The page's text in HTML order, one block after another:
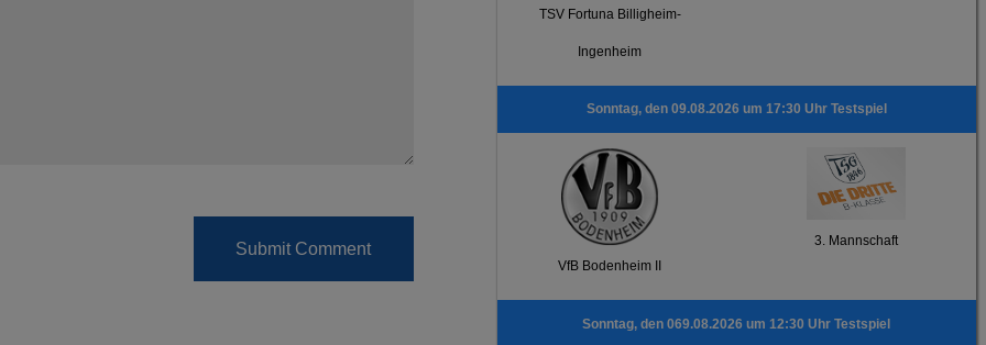
TSV Fortuna Billigheim-
Ingenheim
Sonntag, den 09.08.2026 um 17:30 Uhr Testspiel
VfB Bodenheim II
3. Mannschaft
Sonntag, den 069.08.2026 um 12:30 Uhr Testspiel